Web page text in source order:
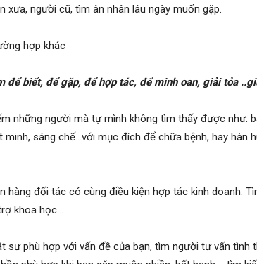
xưa, người cũ, tìm ân nhân lâu ngày muốn gặp.
hợp khác
để biết, để gặp, để hợp tác, để minh oan, giải tỏa
những người mà tự mình không tìm thấy được như:
minh, sáng chế…với mục đích để chữa bệnh, hay hàn
hàng đối tác có cùng điều kiện hợp tác kinh doanh.
khoa học…
sư phù hợp với vấn đề của bạn, tìm người tư vấn tình